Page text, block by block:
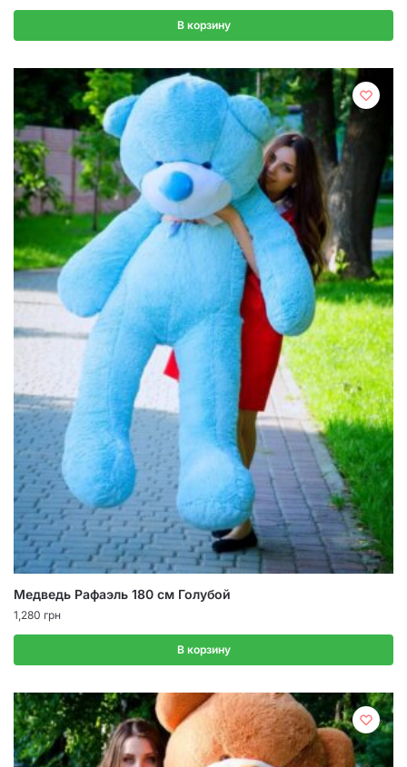
В корзину
Медведь Рафаэль 180 см Голубой
1,280 грн
В корзину